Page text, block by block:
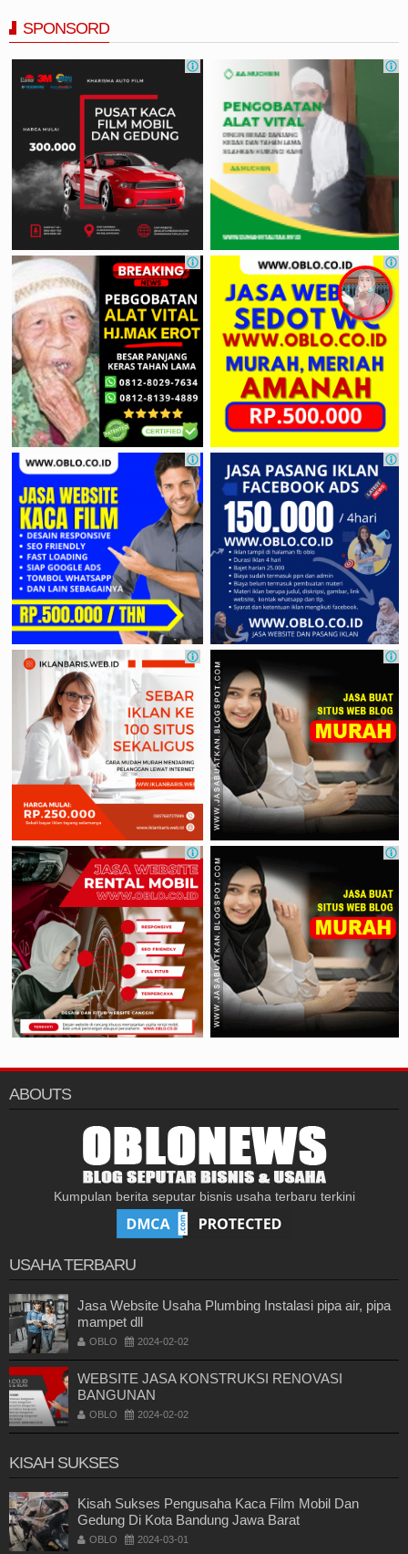
SPONSORD
ABOUTS
Kumpulan berita seputar bisnis usaha terbaru terkini
USAHA TERBARU
Jasa Website Usaha Plumbing Instalasi pipa air, pipa
mampet dll
OBLO 2024-02-02
WEBSITE JASA KONSTRUKSI RENOVASI
BANGUNAN
OBLO 2024-02-02
KISAH SUKSES
Kisah Sukses Pengusaha Kaca Film Mobil Dan
Gedung Di Kota Bandung Jawa Barat
OBLO 2024-03-01